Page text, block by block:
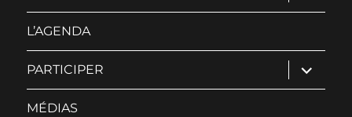
sous-
L’AGENDA
PARTICIPER ouvrir
le
sous-
MÉDIAS